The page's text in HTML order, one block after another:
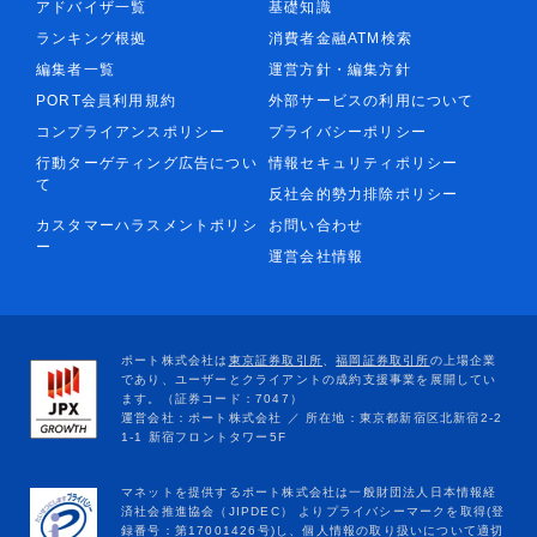
アドバイザ一覧
基礎知識
ランキング根拠
消費者金融ATM検索
編集者一覧
運営方針・編集方針
PORT会員利用規約
外部サービスの利用について
コンプライアンスポリシー
プライバシーポリシー
行動ターゲティング広告につい
て
情報セキュリティポリシー
反社会的勢力排除ポリシー
カスタマーハラスメントポリシ
ー
お問い合わせ
運営会社情報